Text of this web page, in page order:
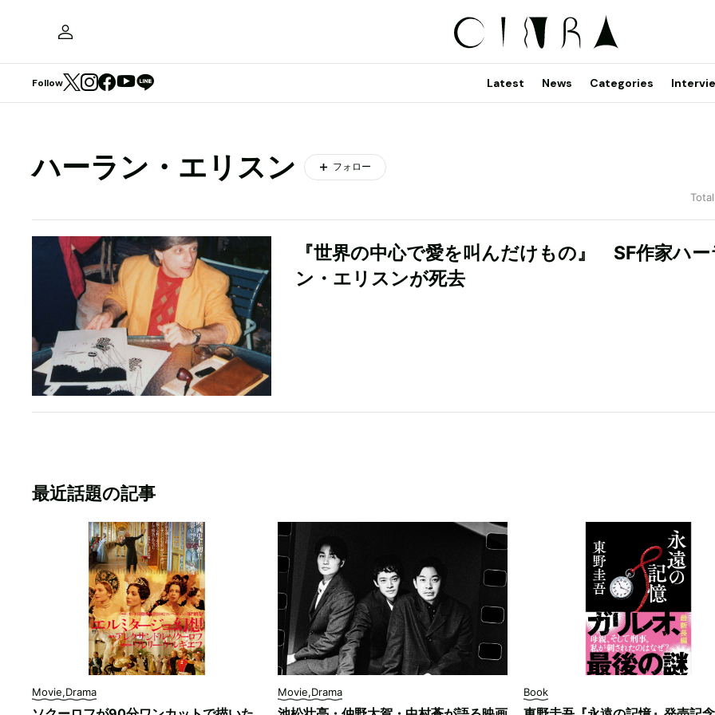
Follow Latest News Categories
ハーラン・エリスン フォロー
『世界の中心で愛を叫んだけもの』 SF作家ハー
ン・エリスンが死去
最近話題の記事
Movie,Drama Movie,Drama Book